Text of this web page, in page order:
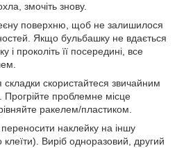
змочіть знову.
поверхню, щоб не залишилося
Якщо бульбашку не вдається
і проколіть її посередині, все
складки скористайтеся звичайним
проблемне місце
ракелем/пластиком.
наклейку на іншу
Виріб одноразовий, другий